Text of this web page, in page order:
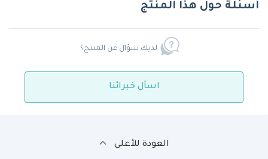
أسئلة حول هذا المنتج
لديك سؤال عن المنتج؟
اسأل خبرائنا
العودة للأعلى